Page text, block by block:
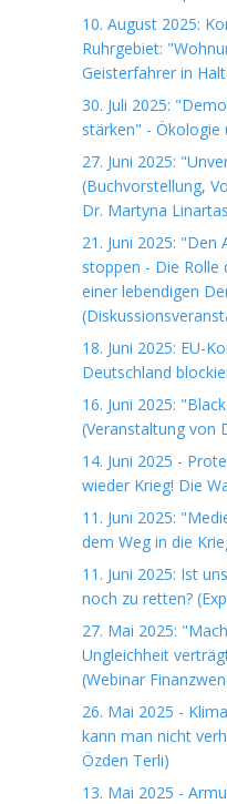
10. August 2025:
Ruhrgebiet:
Geisterfahrer in
30. Juli 2025:
stärken" -
27. Juni 2025:
(Buchvorstellung,
Dr. Martyna
21. Juni 2025:
stoppen - Die Rolle
einer lebendigen
18. Juni 2025: EU-
Deutschland
16. Juni 2025:
(Veranstaltung von
14. Juni 2025 -
wieder Krieg! Die
11. Juni 2025:
dem Weg in die
11. Juni 2025: Ist
noch zu retten?
27. Mai 2025:
Ungleichheit
(Webinar
26. Mai 2025 -
kann man nicht
Özden Terli)
13. Mai 2025 -